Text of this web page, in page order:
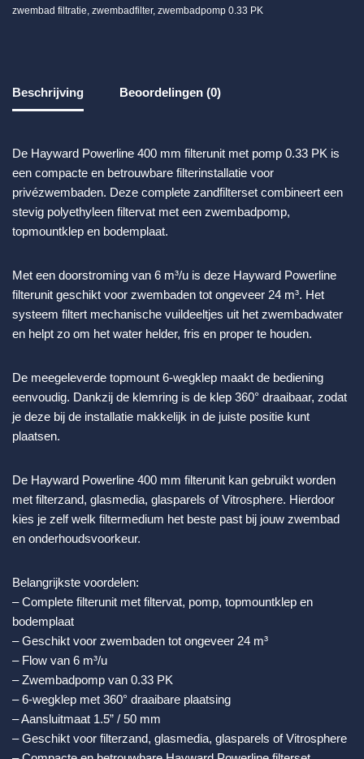
zwembad filtratie, zwembadfilter, zwembadpomp 0.33 PK
Beschrijving Beoordelingen (0)
De Hayward Powerline 400 mm filterunit met pomp 0.33 PK is
een compacte en betrouwbare filterinstallatie voor
privézwembaden. Deze complete zandfilterset combineert een
stevig polyethyleen filtervat met een zwembadpomp,
topmountklep en bodemplaat.
Met een doorstroming van 6 m³/u is deze Hayward Powerline
filterunit geschikt voor zwembaden tot ongeveer 24 m³. Het
systeem filtert mechanische vuildeeltjes uit het zwembadwater
en helpt zo om het water helder, fris en proper te houden.
De meegeleverde topmount 6-wegklep maakt de bediening
eenvoudig. Dankzij de klemring is de klep 360° draaibaar, zodat
je deze bij de installatie makkelijk in de juiste positie kunt
plaatsen.
De Hayward Powerline 400 mm filterunit kan gebruikt worden
met filterzand, glasmedia, glasparels of Vitrosphere. Hierdoor
kies je zelf welk filtermedium het beste past bij jouw zwembad
en onderhoudsvoorkeur.
Belangrijkste voordelen:
– Complete filterunit met filtervat, pomp, topmountklep en
bodemplaat
– Geschikt voor zwembaden tot ongeveer 24 m³
– Flow van 6 m³/u
– Zwembadpomp van 0.33 PK
– 6-wegklep met 360° draaibare plaatsing
– Aansluitmaat 1.5” / 50 mm
– Geschikt voor filterzand, glasmedia, glasparels of Vitrosphere